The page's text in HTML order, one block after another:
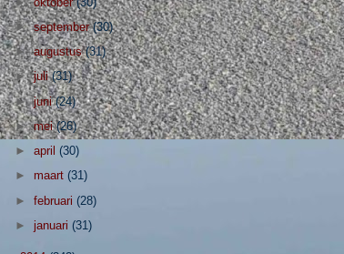
►september(30)
►augustus(31)
►juli(31)
►juni(24)
►mei(26)
►april(30)
► maart(31)
►februari(28)
►januari(31)